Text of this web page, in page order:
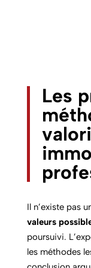
Les
Il n’existe pas
valeurs
poursuivi.
les méthodes